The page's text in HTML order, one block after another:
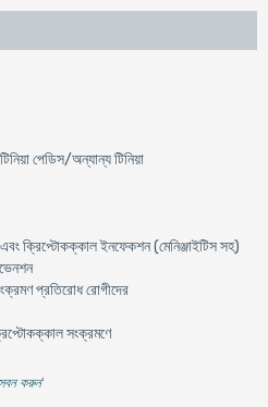
পেডিস/অন্যান্য টিনিয়া
ক্রিপ্টোকক্কাল ইনফেকশন (মেনিঞ্জাইটিস সহ)
প্রতিরোধ রোগীদের
সংক্রমণে
করুন'